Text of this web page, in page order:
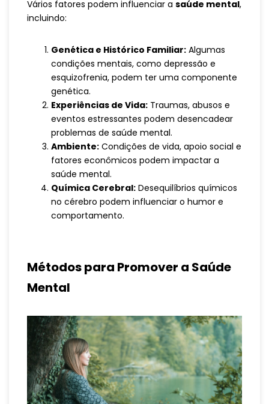
Vários fatores podem influenciar a saúde mental,
incluindo:
Genética e Histórico Familiar: Algumas
condições mentais, como depressão e
esquizofrenia, podem ter uma componente
genética.
Experiências de Vida: Traumas, abusos e
eventos estressantes podem desencadear
problemas de saúde mental.
Ambiente: Condições de vida, apoio social e
fatores econômicos podem impactar a
saúde mental.
Química Cerebral: Desequilíbrios químicos
no cérebro podem influenciar o humor e
comportamento.
Métodos para Promover a Saúde
Mental